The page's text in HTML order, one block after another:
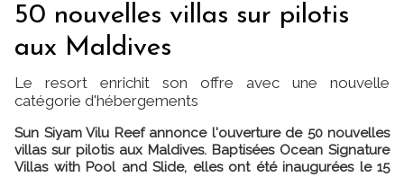
50 nouvelles villas sur pilotis
aux Maldives
Le resort enrichit son offre avec une nouvelle
catégorie d'hébergements
Sun Siyam Vilu Reef annonce l'ouverture de 50 nouvelles
villas sur pilotis aux Maldives. Baptisées Ocean Signature
Villas with Pool and Slide, elles ont été inaugurées le 15